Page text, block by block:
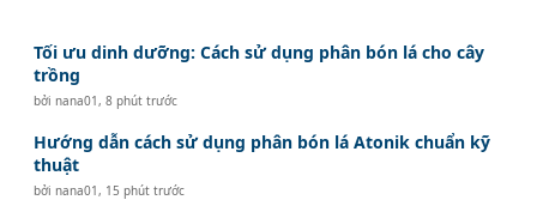
Tối ưu dinh dưỡng: Cách sử dụng phân bón lá cho cây
trồng
bởinana01,8 phút trước
Hướng dẫn cách sử dụng phân bón lá Atonik chuẩn kỹ
thuật
bởinana01, 15 phút trước